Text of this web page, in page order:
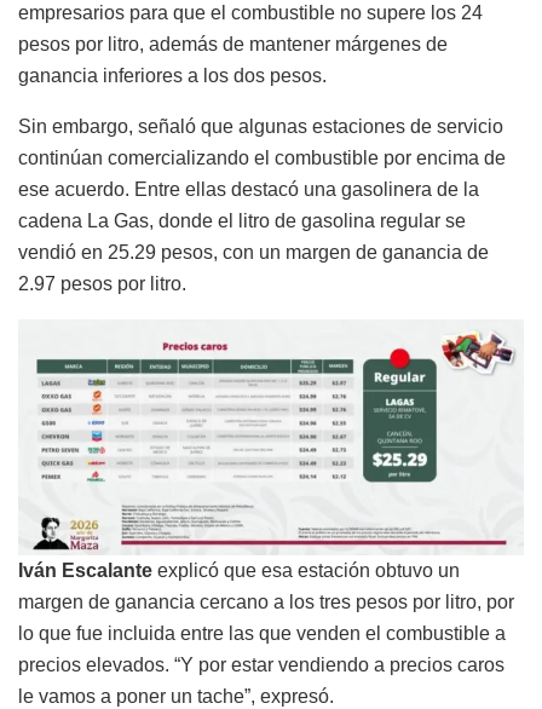
empresarios para que el combustible no supere los 24
pesos por litro, además de mantener márgenes de
ganancia inferiores a los dos pesos.
Sin embargo, señaló que algunas estaciones de servicio
continúan comercializando el combustible por encima de
ese acuerdo. Entre ellas destacó una gasolinera de la
cadena La Gas, donde el litro de gasolina regular se
vendió en 25.29 pesos, con un margen de ganancia de
2.97 pesos por litro.
Iván Escalante explicó que esa estación obtuvo un
margen de ganancia cercano a los tres pesos por litro, por
lo que fue incluida entre las que venden el combustible a
precios elevados. “Y por estar vendiendo a precios caros
le vamos a poner un tache”, expresó.